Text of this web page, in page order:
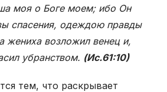
моя о Боге моем; ибо Он
спасения, одеждою правды
жениха возложил венец и,
убранством. (Ис.61:10)
тем, что раскрывает